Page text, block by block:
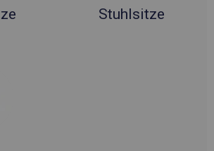
Stuhlsitze